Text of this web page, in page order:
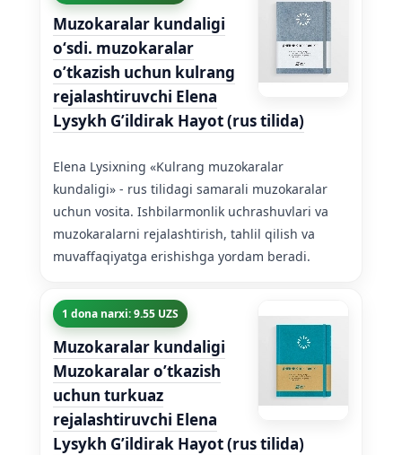
Muzokaralar kundaligi
oʻsdi. muzokaralar
o’tkazish uchun kulrang
rejalashtiruvchi Elena
Lysykh G’ildirak Hayot (rus tilida)
Elena Lysixning «Kulrang muzokaralar
kundaligi» - rus tilidagi samarali muzokaralar
uchun vosita. Ishbilarmonlik uchrashuvlari va
muzokaralarni rejalashtirish, tahlil qilish va
muvaffaqiyatga erishishga yordam beradi.
1 dona narxi: 9.55 UZS
Muzokaralar kundaligi
Muzokaralar o’tkazish
uchun turkuaz
rejalashtiruvchi Elena
Lysykh G’ildirak Hayot (rus tilida)